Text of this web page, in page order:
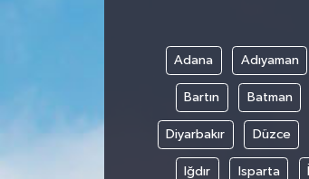
Adana Adıyaman
Bartın Batman
Diyarbakır Düzce
Iğdır Isparta